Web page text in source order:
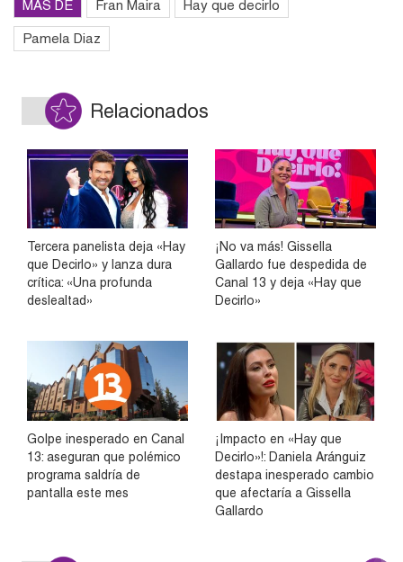
MÁS DE Fran Maira Hay que decirlo
Pamela Diaz
Relacionados
Tercera panelista deja «Hay
que Decirlo» y lanza dura
crítica: «Una profunda
deslealtad»
¡No va más! Gissella
Gallardo fue despedida de
Canal 13 y deja «Hay que
Decirlo»
Golpe inesperado en Canal
13: aseguran que polémico
programa saldría de
pantalla este mes
¡Impacto en «Hay que
Decirlo»!: Daniela Aránguiz
destapa inesperado cambio
que afectaría a Gissella
Gallardo